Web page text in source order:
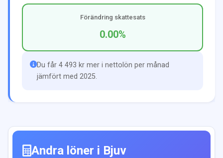
Förändring skattesats
0.00%
Du får 4 493 kr mer i nettolön per månad
jämfört med 2025.
Andra löner i Bjuv